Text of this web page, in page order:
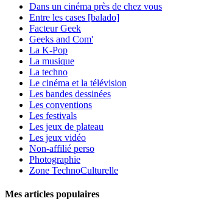
Dans un cinéma près de chez vous
Entre les cases [balado]
Facteur Geek
Geeks and Com'
La K-Pop
La musique
La techno
Le cinéma et la télévision
Les bandes dessinées
Les conventions
Les festivals
Les jeux de plateau
Les jeux vidéo
Non-affilié perso
Photographie
Zone TechnoCulturelle
Mes articles populaires